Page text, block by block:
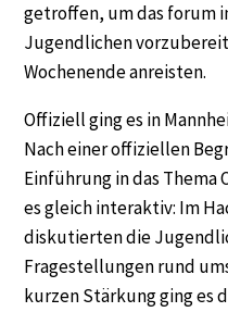
getroffen, um das forum
Jugendlichen
Wochenende anreisten.
Offiziell ging es in
Nach einer offiziellen
Einführung in das Thema
es gleich interaktiv: Im
diskutierten die
Fragestellungen rund
kurzen Stärkung ging es